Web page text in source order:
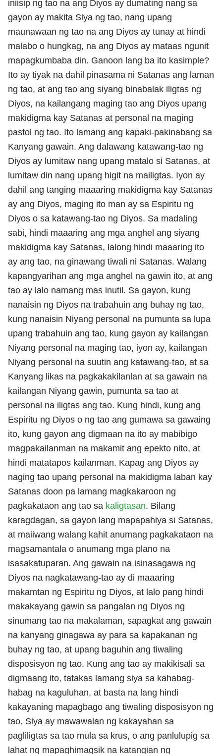
iniisip ng tao na ang Diyos ay dumating nang sa
gayon ay makita Siya ng tao, nang upang
maunawaan ng tao na ang Diyos ay tunay at hindi
malabo o hungkag, na ang Diyos ay mataas ngunit
mapagkumbaba din. Ganoon lang ba ito kasimple?
Ito ay tiyak na dahil pinasama ni Satanas ang laman
ng tao, at ang tao ang siyang binabalak iligtas ng
Diyos, na kailangang maging tao ang Diyos upang
makidigma kay Satanas at personal na maging
pastol ng tao. Ito lamang ang kapaki-pakinabang sa
Kanyang gawain. Ang dalawang katawang-tao ng
Diyos ay lumitaw nang upang matalo si Satanas, at
lumitaw din nang upang higit na mailigtas. Iyon ay
dahil ang tanging maaaring makidigma kay Satanas
ay ang Diyos, maging ito man ay sa Espiritu ng
Diyos o sa katawang-tao ng Diyos. Sa madaling
sabi, hindi maaaring ang mga anghel ang siyang
makidigma kay Satanas, lalong hindi maaaring ito
ay ang tao, na ginawang tiwali ni Satanas. Walang
kapangyarihan ang mga anghel na gawin ito, at ang
tao ay lalo namang mas inutil. Sa gayon, kung
nanaisin ng Diyos na trabahuin ang buhay ng tao,
kung nanaisin Niyang personal na pumunta sa lupa
upang trabahuin ang tao, kung gayon ay kailangan
Niyang personal na maging tao, iyon ay, kailangan
Niyang personal na suutin ang katawang-tao, at sa
Kanyang likas na pagkakakilanlan at sa gawain na
kailangan Niyang gawin, pumunta sa tao at
personal na iligtas ang tao. Kung hindi, kung ang
Espiritu ng Diyos o ng tao ang gumawa sa gawaing
ito, kung gayon ang digmaan na ito ay mabibigo
magpakailanman na makamit ang epekto nito, at
hindi matatapos kailanman. Kapag ang Diyos ay
naging tao upang personal na makidigma laban kay
Satanas doon pa lamang magkakaroon ng
pagkakataon ang tao sa kaligtasan. Bilang
karagdagan, sa gayon lang mapapahiya si Satanas,
at maiiwang walang kahit anumang pagkakataon na
magsamantala o anumang mga plano na
isasakatuparan. Ang gawain na isinasagawa ng
Diyos na nagkatawang-tao ay di maaaring
makamtan ng Espiritu ng Diyos, at lalo pang hindi
makakayang gawin sa pangalan ng Diyos ng
sinumang tao na makalaman, sapagkat ang gawain
na kanyang ginagawa ay para sa kapakanan ng
buhay ng tao, at upang baguhin ang tiwaling
disposisyon ng tao. Kung ang tao ay makikisali sa
digmaang ito, tatakas lamang siya sa kahabag-
habag na kaguluhan, at basta na lang hindi
kakayaning mapagbago ang tiwaling disposisyon ng
tao. Siya ay mawawalan ng kakayahan sa
pagliligtas sa tao mula sa krus, o ang panlulupig sa
lahat ng mapaghimagsik na katangian ng